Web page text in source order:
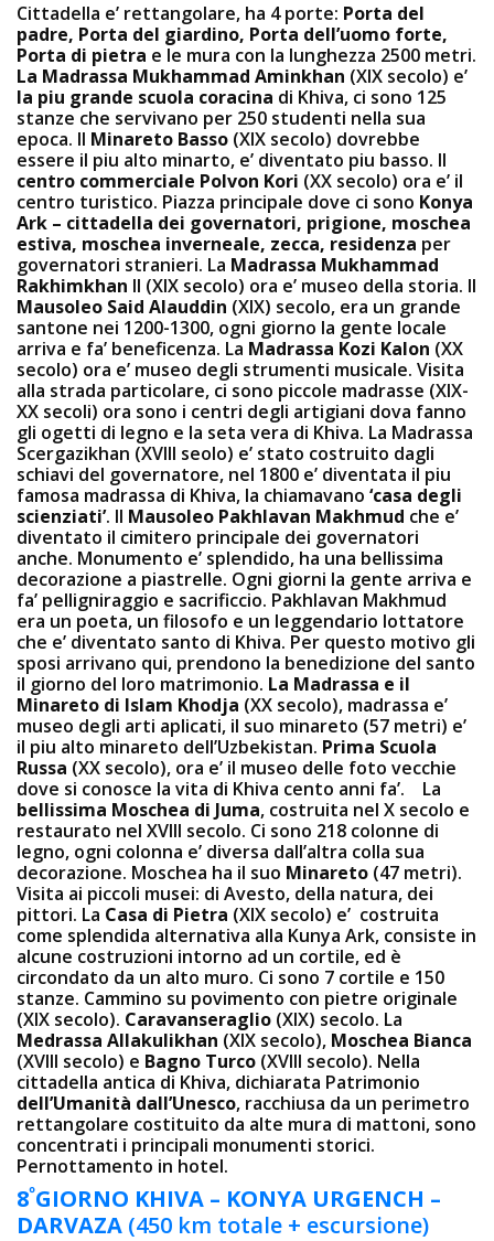
Cittadella e’ rettangolare, ha 4 porte: Porta del
padre, Porta del giardino, Porta dell’uomo forte,
Porta di pietra e le mura con la lunghezza 2500 metri.
La Madrassa Mukhammad Aminkhan (XIX secolo) e’
la piu grande scuola coracina di Khiva, ci sono 125
stanze che servivano per 250 studenti nella sua
epoca. Il Minareto Basso (XIX secolo) dovrebbe
essere il piu alto minarto, e’ diventato piu basso. Il
centro commerciale Polvon Kori (XX secolo) ora e’ il
centro turistico. Piazza principale dove ci sono Konya
Ark – cittadella dei governatori, prigione, moschea
estiva, moschea inverneale, zecca, residenza per
governatori stranieri. La Madrassa Mukhammad
Rakhimkhan II (XIX secolo) ora e’ museo della storia. Il
Mausoleo Said Alauddin (XIX) secolo, era un grande
santone nei 1200-1300, ogni giorno la gente locale
arriva e fa’ beneficenza. La Madrassa Kozi Kalon (XX
secolo) ora e’ museo degli strumenti musicale. Visita
alla strada particolare, ci sono piccole madrasse (XIX-
XX secoli) ora sono i centri degli artigiani dova fanno
gli ogetti di legno e la seta vera di Khiva. La Madrassa
Scergazikhan (XVIII seolo) e’ stato costruito dagli
schiavi del governatore, nel 1800 e’ diventata il piu
famosa madrassa di Khiva, la chiamavano ‘casa degli
scienziati’. Il Mausoleo Pakhlavan Makhmud che e’
diventato il cimitero principale dei governatori
anche. Monumento e’ splendido, ha una bellissima
decorazione a piastrelle. Ogni giorni la gente arriva e
fa’ pelligniraggio e sacrificcio. Pakhlavan Makhmud
era un poeta, un filosofo e un leggendario lottatore
che e’ diventato santo di Khiva. Per questo motivo gli
sposi arrivano qui, prendono la benedizione del santo
il giorno del loro matrimonio. La Madrassa e il
Minareto di Islam Khodja (XX secolo), madrassa e’
museo degli arti aplicati, il suo minareto (57 metri) e’
il piu alto minareto dell’Uzbekistan. Prima Scuola
Russa (XX secolo), ora e’ il museo delle foto vecchie
dove si conosce la vita di Khiva cento anni fa’. La
bellissima Moschea di Juma, costruita nel X secolo e
restaurato nel XVIII secolo. Ci sono 218 colonne di
legno, ogni colonna e’ diversa dall’altra colla sua
decorazione. Moschea ha il suo Minareto (47 metri).
Visita ai piccoli musei: di Avesto, della natura, dei
pittori. La Casa di Pietra (XIX secolo) e’ costruita
come splendida alternativa alla Kunya Ark, consiste in
alcune costruzioni intorno ad un cortile, ed è
circondato da un alto muro. Ci sono 7 cortile e 150
stanze. Cammino su povimento con pietre originale
(XIX secolo). Caravanseraglio (XIX) secolo. La
Medrassa Allakulikhan (XIX secolo), Moschea Bianca
(XVIII secolo) e Bagno Turco (XVIII secolo). Nella
cittadella antica di Khiva, dichiarata Patrimonio
dell’Umanità dall’Unesco, racchiusa da un perimetro
rettangolare costituito da alte mura di mattoni, sono
concentrati i principali monumenti storici.
Pernottamento in hotel.
8ºGIORNO KHIVA – KONYA URGENCH –
DARVAZA (450 km totale + escursione)